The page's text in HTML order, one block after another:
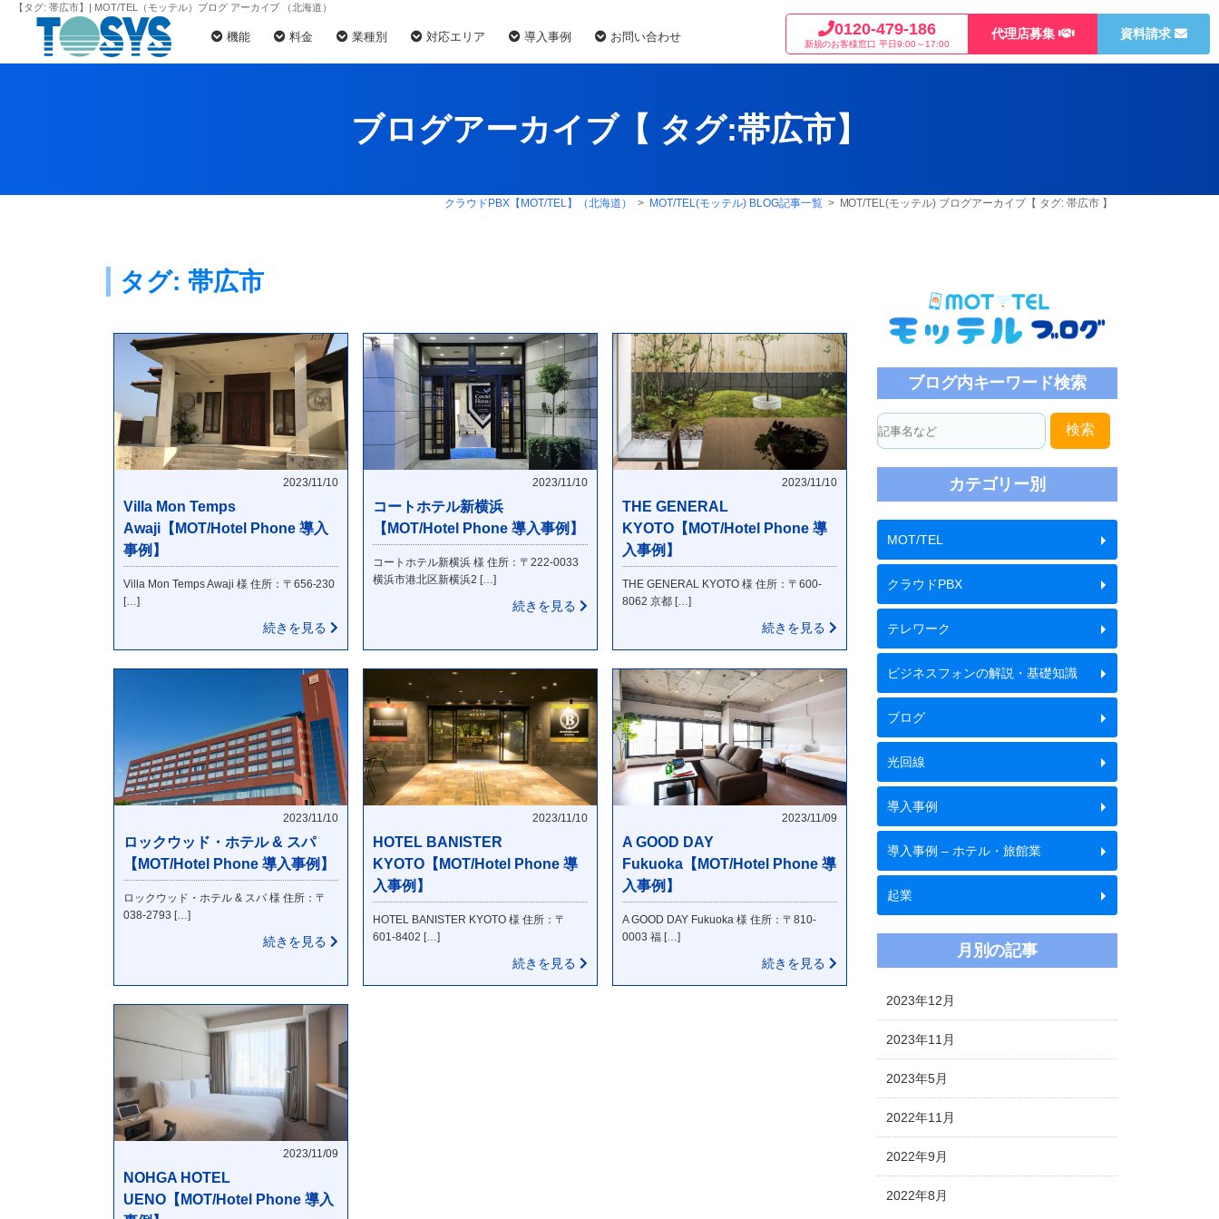
【タグ: 帯広市】| MOT/TEL（モッテル）ブログ アーカイブ （北海道）
機能 料金 業種別 対応エリア 導入事例 お問い合わせ 0120-479-186
新規のお客様窓口 平日9:00～17:00
代理店募集 資料請求
ブログアーカイブ【 タグ:帯広市】
クラウドPBX【MOT/TEL】（北海道） > MOT/TEL(モッテル) BLOG記事一覧> MOT/TEL(モッテル) ブログアーカイブ【 タグ:帯広市 】
タグ: 帯広市
2023/11/10
Villa Mon Temps
Awaji【MOT/Hotel Phone 導入
事例】
Villa Mon Temps Awaji 様 住所：〒656-230
[…]
続きを見る
2023/11/10
コートホテル新横浜
【MOT/Hotel Phone 導入事例】
コートホテル新横浜 様 住所：〒222-0033
横浜市港北区新横浜2 […]
続きを見る
2023/11/10
THE GENERAL
KYOTO【MOT/Hotel Phone 導
入事例】
THE GENERAL KYOTO 様 住所：〒600-
8062 京都 […]
続きを見る
2023/11/10
ロックウッド・ホテル & スパ
【MOT/Hotel Phone 導入事例】
ロックウッド・ホテル & スパ 様 住所：〒
038-2793 […]
続きを見る
2023/11/10
HOTEL BANISTER
KYOTO【MOT/Hotel Phone 導
入事例】
HOTEL BANISTER KYOTO 様 住所：〒
601-8402 […]
続きを見る
2023/11/09
A GOOD DAY
Fukuoka【MOT/Hotel Phone 導
入事例】
A GOOD DAY Fukuoka 様 住所：〒810-
0003 福 […]
続きを見る
2023/11/09
NOHGA HOTEL
UENO【MOT/Hotel Phone 導入
ブログ内キーワード検索
検索
カテゴリー別
MOT/TEL
クラウドPBX
テレワーク
ビジネスフォンの解説・基礎知識
ブログ
光回線
導入事例
導入事例 – ホテル・旅館業
起業
月別の記事
2023年12月
2023年11月
2023年5月
2022年11月
2022年9月
2022年8月